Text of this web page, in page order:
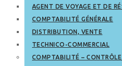
AGENT DE VOYAGE ET DE
COMPTABILITÉ GÉNÉRALE
DISTRIBUTION, VENTE
TECHNICO-COMMERCIAL
COMPTABILITÉ –